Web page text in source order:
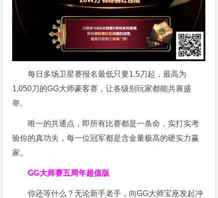
每日多场卫星赛报名最低只要1.5刀起，最高为
1,050刀的GG大师豪客赛，让各级别玩家都能共襄盛
举。
唯一的共通点，即所有比赛都是一条命，实打实考
验你的真功夫，每一位冠军都是含金量极高的硬实力赢
家。
GG大师赛五周年超值版
你还等什么？无论新手老手，向GG大师宝座发起冲